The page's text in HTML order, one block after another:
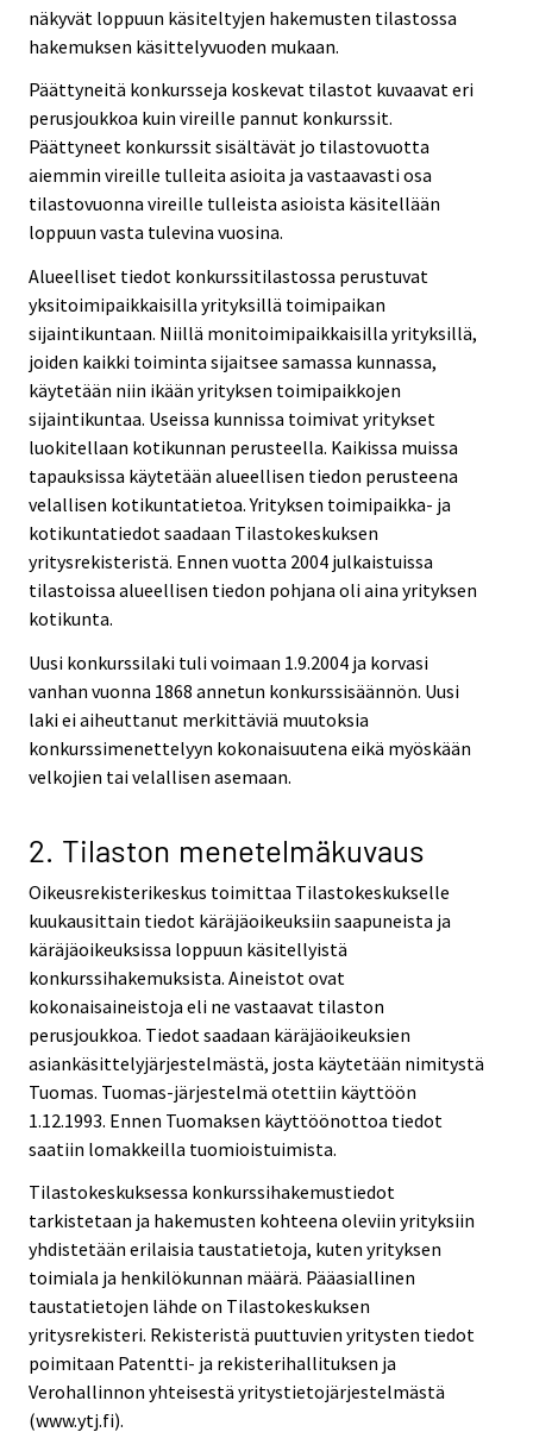
näkyvät loppuun käsiteltyjen hakemusten tilastossa
hakemuksen käsittelyvuoden mukaan.
Päättyneitä konkursseja koskevat tilastot kuvaavat eri
perusjoukkoa kuin vireille pannut konkurssit.
Päättyneet konkurssit sisältävät jo tilastovuotta
aiemmin vireille tulleita asioita ja vastaavasti osa
tilastovuonna vireille tulleista asioista käsitellään
loppuun vasta tulevina vuosina.
Alueelliset tiedot konkurssitilastossa perustuvat
yksitoimipaikkaisilla yrityksillä toimipaikan
sijaintikuntaan. Niillä monitoimipaikkaisilla yrityksillä,
joiden kaikki toiminta sijaitsee samassa kunnassa,
käytetään niin ikään yrityksen toimipaikkojen
sijaintikuntaa. Useissa kunnissa toimivat yritykset
luokitellaan kotikunnan perusteella. Kaikissa muissa
tapauksissa käytetään alueellisen tiedon perusteena
velallisen kotikuntatietoa. Yrityksen toimipaikka- ja
kotikuntatiedot saadaan Tilastokeskuksen
yritysrekisteristä. Ennen vuotta 2004 julkaistuissa
tilastoissa alueellisen tiedon pohjana oli aina yrityksen
kotikunta.
Uusi konkurssilaki tuli voimaan 1.9.2004 ja korvasi
vanhan vuonna 1868 annetun konkurssisäännön. Uusi
laki ei aiheuttanut merkittäviä muutoksia
konkurssimenettelyyn kokonaisuutena eikä myöskään
velkojien tai velallisen asemaan.
2. Tilaston menetelmäkuvaus
Oikeusrekisterikeskus toimittaa Tilastokeskukselle
kuukausittain tiedot käräjäoikeuksiin saapuneista ja
käräjäoikeuksissa loppuun käsitellyistä
konkurssihakemuksista. Aineistot ovat
kokonaisaineistoja eli ne vastaavat tilaston
perusjoukkoa. Tiedot saadaan käräjäoikeuksien
asiankäsittelyjärjestelmästä, josta käytetään nimitystä
Tuomas. Tuomas-järjestelmä otettiin käyttöön
1.12.1993. Ennen Tuomaksen käyttöönottoa tiedot
saatiin lomakkeilla tuomioistuimista.
Tilastokeskuksessa konkurssihakemustiedot
tarkistetaan ja hakemusten kohteena oleviin yrityksiin
yhdistetään erilaisia taustatietoja, kuten yrityksen
toimiala ja henkilökunnan määrä. Pääasiallinen
taustatietojen lähde on Tilastokeskuksen
yritysrekisteri. Rekisteristä puuttuvien yritysten tiedot
poimitaan Patentti- ja rekisterihallituksen ja
Verohallinnon yhteisestä yritystietojärjestelmästä
(www.ytj.fi).